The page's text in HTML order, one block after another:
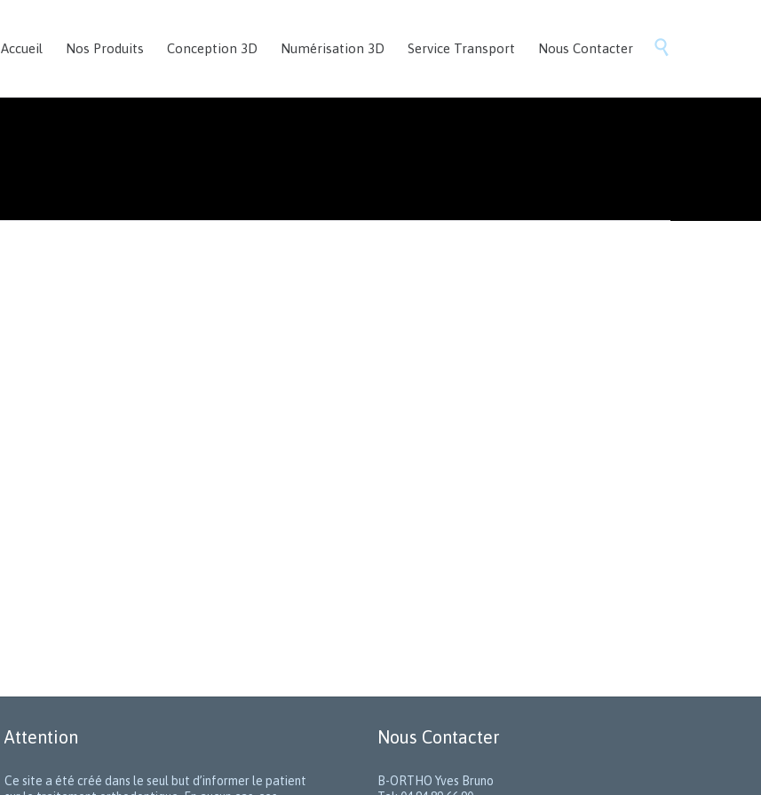
Skip
Accueil Nos Produits Conception 3D Numérisation 3D Service Transport Nous Contacter 
Attention
Ce site a été créé dans le seul but d’informer le patient
Nous Contacter
B-ORTHO Yves Bruno